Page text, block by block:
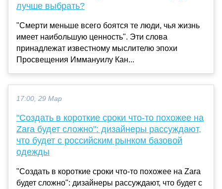
лучше выбрать?
"Смерти меньше всего боятся те люди, чья жизнь
имеет наибольшую ценность". Эти слова
принадлежат известному мыслителю эпохи
Просвещения Иммануилу Кан...
17:00, 29 Мар
"Создать в короткие сроки что-то похожее на
Zara будет сложно": дизайнеры рассуждают,
что будет с российским рынком базовой
одежды
"Создать в короткие сроки что-то похожее на Zara
будет сложно": дизайнеры рассуждают, что будет с